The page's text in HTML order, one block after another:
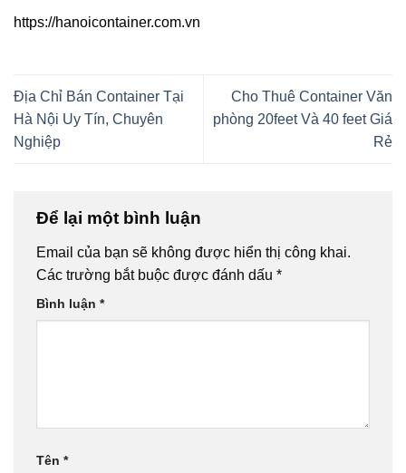
https://hanoicontainer.com.vn
Địa Chỉ Bán Container Tại
Hà Nội Uy Tín, Chuyên
Nghiệp
Cho Thuê Container Văn
phòng 20feet Và 40 feet Giá
Rẻ
Để lại một bình luận
Email của bạn sẽ không được hiển thị công khai.
Các trường bắt buộc được đánh dấu *
Bình luận *
Tên *